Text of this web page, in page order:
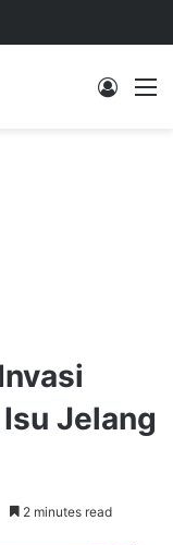
Log In
Jelang
2 minutes read